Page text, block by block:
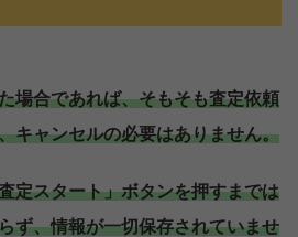
場合であれば、そもそも査定依頼
キャンセルの必要はありません。
定スタート」ボタンを押すまでは
ず、情報が一切保存されていませ